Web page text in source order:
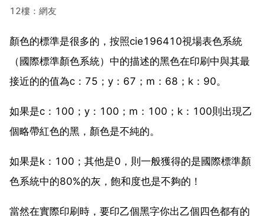
12樓：網友
顏色的標準是很多的，按照cie196410視場表色系統
（國際標準顏色系統）中的描述的黑色在印刷中與其最
接近的的值為c：75；y：67；m：68；k：90。
如果是c：100；y：100；m：100；k：100則出現乙
個略帶紅色的黑，顏色是不純的。
如果是k：100；其他是0，則一般獲得的是國際標準顏
色系統中的80%的灰，飽和度也是不夠的！
當然在實際印刷時，要印乙個黑字你出乙個四色都有的